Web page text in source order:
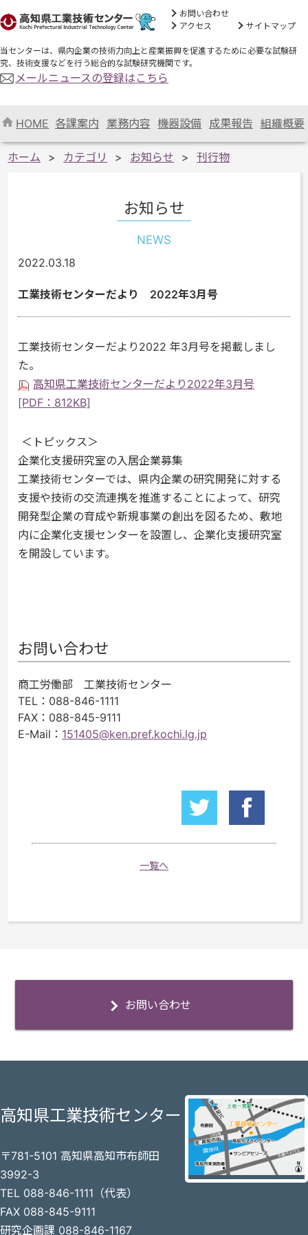
お問い合わせ
アクセス
サイトマップ
当センターは、県内企業の技術力向上と産業振興を促進するために必要な試験研
究、技術支援などを行う総合的な試験研究機関です。
メールニュースの登録はこちら
HOME 各課案内 業務内容 機器設備 成果報告 組織概要
ホーム カテゴリ お知らせ 刊行物
お知らせ
NEWS
2022.03.18
工業技術センターだより 2022年3月号
工業技術センターだより2022 年3月号を掲載しまし
た。
高知県工業技術センターだより2022年3月号
[PDF：812KB]
＜トピックス＞
企業化支援研究室の入居企業募集
工業技術センターでは、県内企業の研究開発に対する
支援や技術の交流連携を推進することによって、研究
開発型企業の育成や新規事業の創出を図るため、敷地
内に企業化支援センターを設置し、企業化支援研究室
を開設しています。
お問い合わせ
商工労働部 工業技術センター
TEL ：088-846-1111
FAX ：088-845-9111
E-Mail ： 151405@ken.pref.kochi.lg.jp
一覧へ
お問い合わせ
高知県工業技術センター
〒781-5101 高知県高知市布師田
3992-3
TEL 088-846-1111（代表）
FAX 088-845-9111
研究企画課 088-846-1167